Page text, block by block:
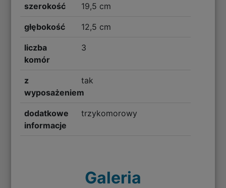
szerokość 19,5 cm
głębokość 12,5 cm
liczba
komór
3
z
wyposażeniem
tak
dodatkowe
informacje
trzykomorowy
Galeria